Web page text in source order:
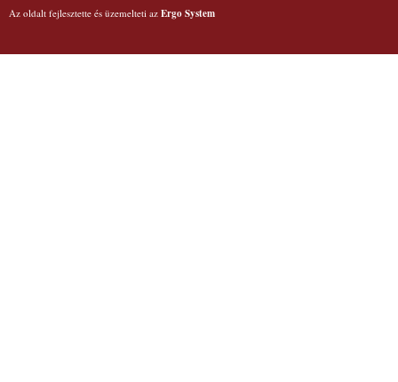
Az oldalt fejlesztette és üzemelteti az Ergo System